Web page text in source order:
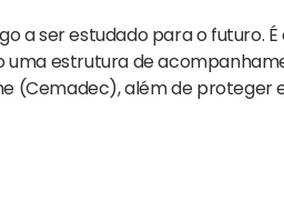
a ser estudado para o futuro. É
uma estrutura de
(Cemadec), além de proteger